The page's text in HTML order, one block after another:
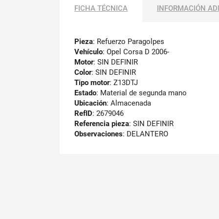
FICHA TÉCNICA INFORMACIÓN
Pieza: Refuerzo Paragolpes
Vehículo: Opel Corsa D 2006-
Motor: SIN DEFINIR
Color: SIN DEFINIR
Tipo motor: Z13DTJ
Estado: Material de segunda mano
Ubicación: Almacenada
RefID: 2679046
Referencia pieza: SIN DEFINIR
Observaciones: DELANTERO